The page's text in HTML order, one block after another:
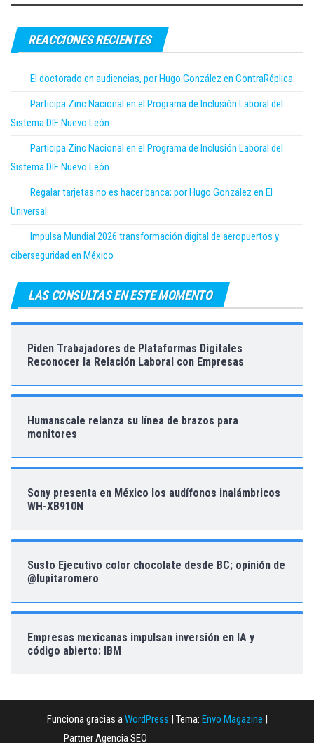
REACCIONES RECIENTES
El doctorado en audiencias, por Hugo González en ContraRéplica
Participa Zinc Nacional en el Programa de Inclusión Laboral del
Sistema DIF Nuevo León
Participa Zinc Nacional en el Programa de Inclusión Laboral del
Sistema DIF Nuevo León
Regalar tarjetas no es hacer banca; por Hugo González en El
Universal
Impulsa Mundial 2026 transformación digital de aeropuertos y
ciberseguridad en México
LAS CONSULTAS EN ESTE MOMENTO
Piden Trabajadores de Plataformas Digitales
Reconocer la Relación Laboral con Empresas
Humanscale relanza su línea de brazos para
monitores
Sony presenta en México los audífonos inalámbricos
WH-XB910N
Susto Ejecutivo color chocolate desde BC; opinión de
@lupitaromero
Empresas mexicanas impulsan inversión en IA y
código abierto: IBM
Funciona gracias aWordPress | Tema: Envo Magazine |
Partner Agencia SEO